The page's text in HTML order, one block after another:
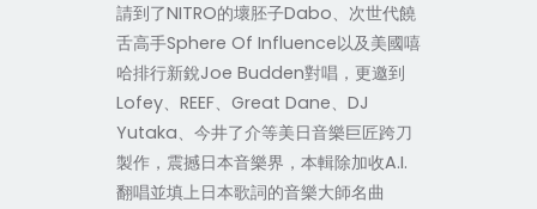
請到了NITRO的壞胚子Dabo、次世代饒
舌高手Sphere Of Influence以及美國嘻
哈排行新銳Joe Budden對唱，更邀到
Lofey、REEF、Great Dane、DJ
Yutaka、今井了介等美日音樂巨匠跨刀
製作，震撼日本音樂界，本輯除加收A.I.
翻唱並填上日本歌詞的音樂大師名曲